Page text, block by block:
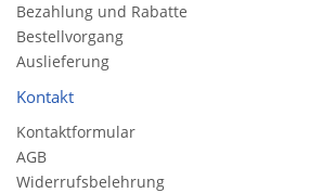
Bezahlung und Rabatte
Bestellvorgang
Auslieferung
Kontakt
Kontaktformular
AGB
Widerrufsbelehrung